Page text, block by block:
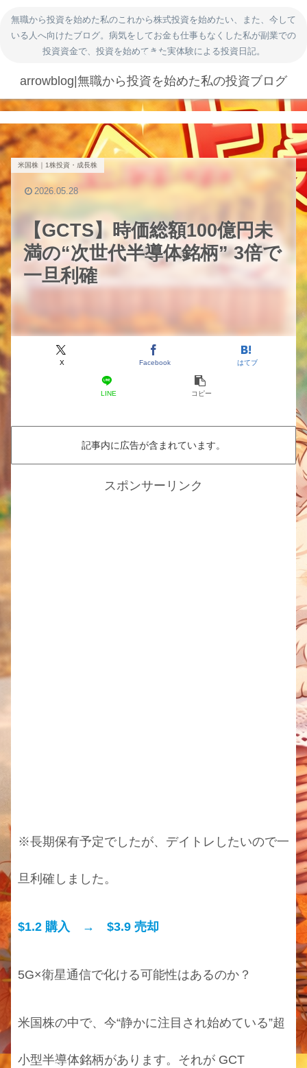
無職から投資を始めた私のこれから株式投資を始めたい、また、今して
いる人へ向けたブログ。病気をしてお金も仕事もなくした私が副業での
投資資金で、投資を始めてきた実体験による投資日記。
arrowblog|無職から投資を始めた私の投資ブログ
【GCTS】時価総額100億円未
満の“次世代半導体銘柄” 3倍で
一旦利確
米国株｜1株投資・成長株
X Facebook はてブ
LINE コピー
2026.05.28
記事内に広告が含まれています。
スポンサーリンク
※長期保有予定でしたが、デイトレしたいので一
旦利確しました。
$1.2 購入 → $3.9 売却
5G×衛星通信で化ける可能性はあるのか？
米国株の中で、今“静かに注目され始めている”超
小型半導体銘柄があります。それが GCT